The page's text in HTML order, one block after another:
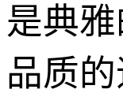
是典
品质